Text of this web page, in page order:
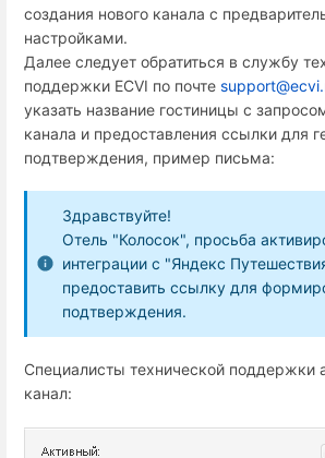
создания нового канала с
настройками.
Далее следует обратиться в службу
поддержки ECVI по почте
указать название гостиницы с
канала и предоставления ссылки для
подтверждения, пример письма:
Здравствуйте!
Отель "Колосок", просьба
интеграции с "Яндекс
предоставить ссылку для
подтверждения.
Специалисты технической поддержки
канал: